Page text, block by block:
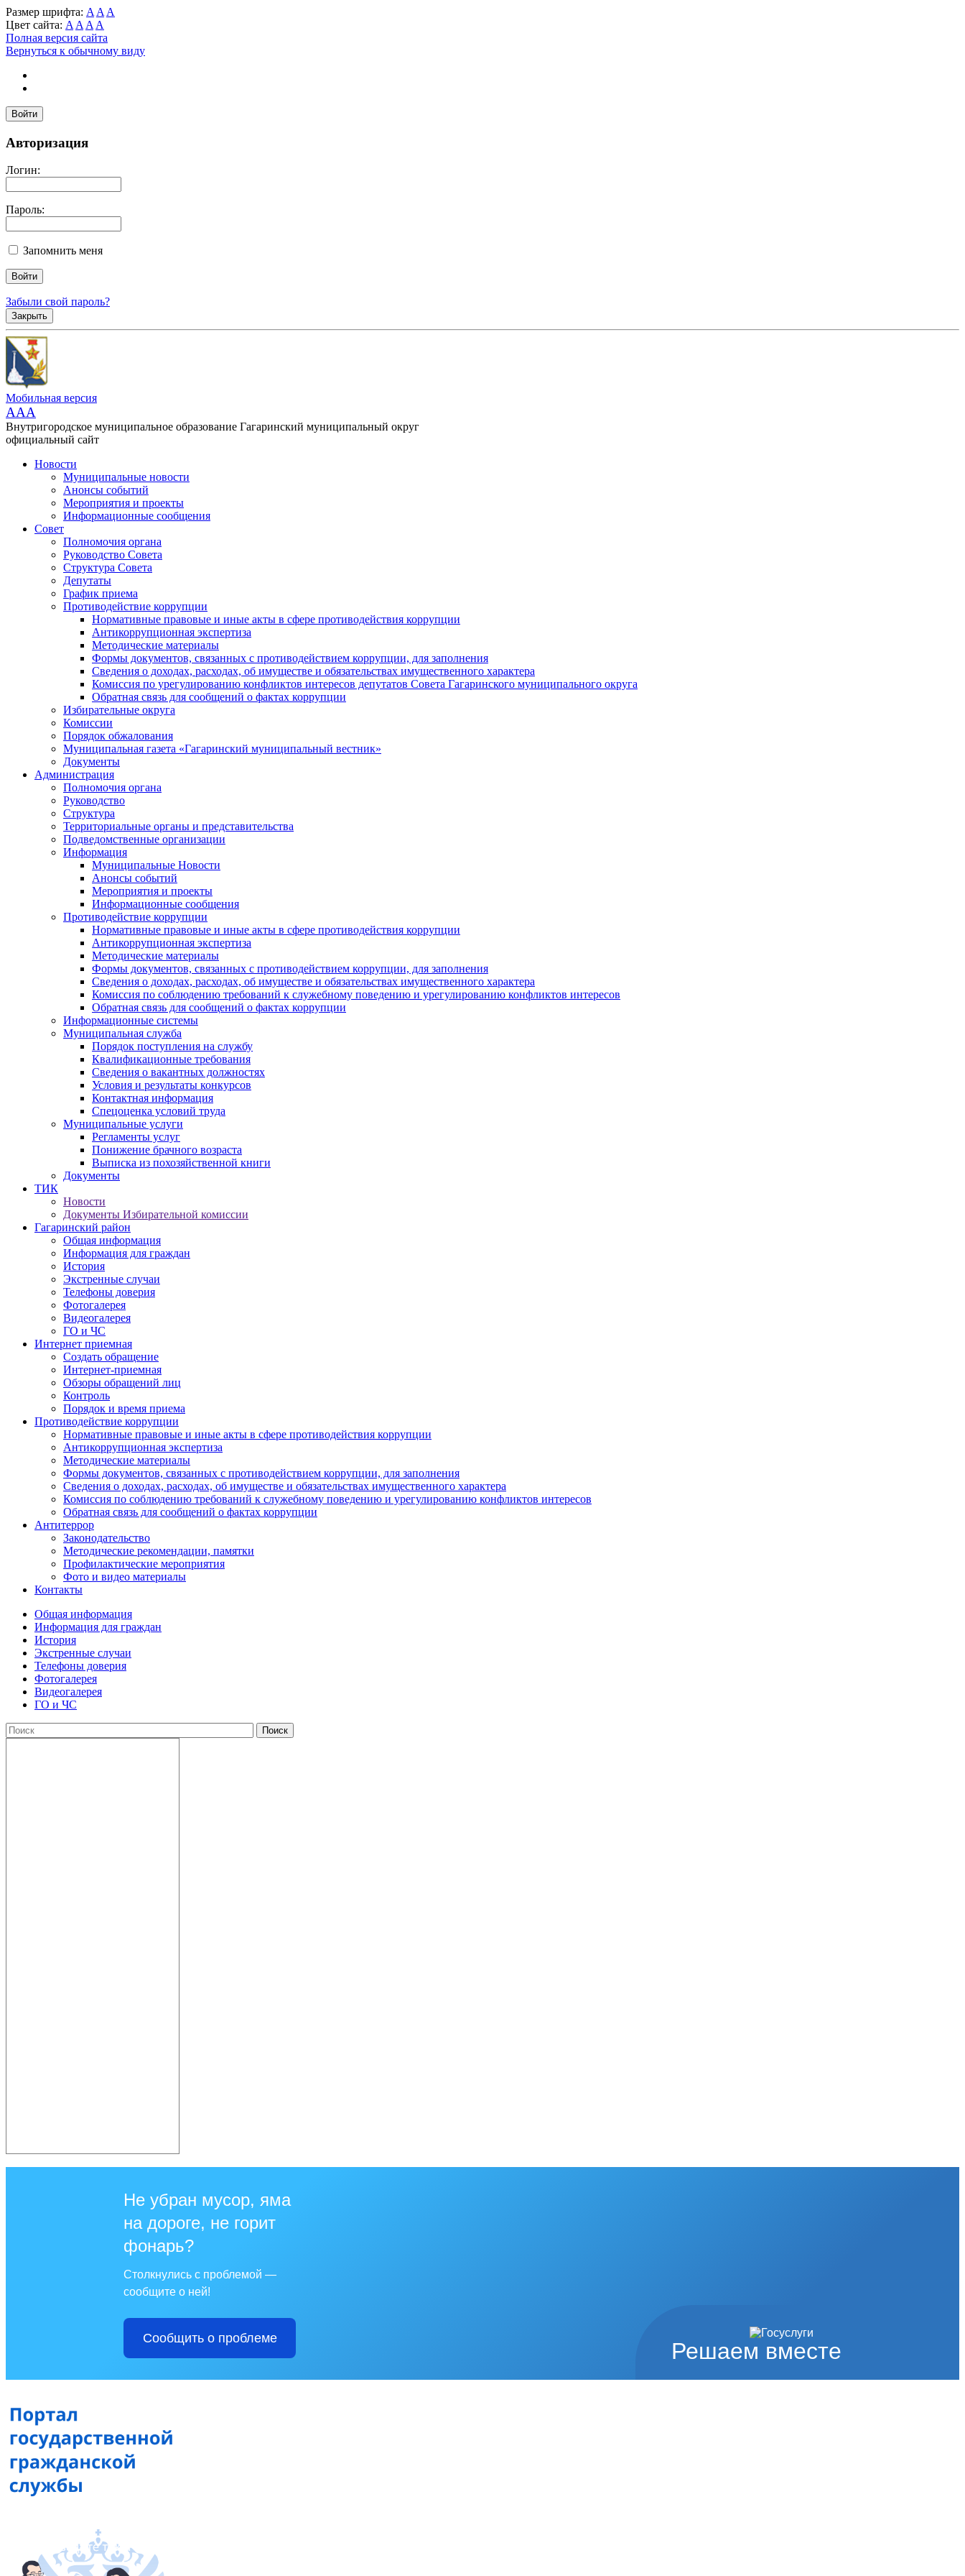
Размер шрифта: A A A
Цвет сайта: A A A A
Полная версия сайта
Вернуться к обычному виду
Войти
Авторизация
Логин:
Пароль:
Запомнить меня
Забыли свой пароль?
Закрыть
Мобильная версия
AAA
Внутригородское муниципальное образование Гагаринский муниципальный округ
официальный сайт
Новости
Муниципальные новости
Анонсы событий
Мероприятия и проекты
Информационные сообщения
Совет
Полномочия органа
Руководство Совета
Структура Совета
Депутаты
График приема
Противодействие коррупции
Нормативные правовые и иные акты в сфере противодействия коррупции
Антикоррупционная экспертиза
Методические материалы
Формы документов, связанных с противодействием коррупции, для заполнения
Сведения о доходах, расходах, об имуществе и обязательствах имущественного характера
Комиссия по урегулированию конфликтов интересов депутатов Совета Гагаринского муниципального округа
Обратная связь для сообщений о фактах коррупции
Избирательные округа
Комиссии
Порядок обжалования
Муниципальная газета «Гагаринский муниципальный вестник»
Документы
Администрация
Полномочия органа
Руководство
Структура
Территориальные органы и представительства
Подведомственные организации
Информация
Муниципальные Новости
Анонсы событий
Мероприятия и проекты
Информационные сообщения
Противодействие коррупции
Нормативные правовые и иные акты в сфере противодействия коррупции
Антикоррупционная экспертиза
Методические материалы
Формы документов, связанных с противодействием коррупции, для заполнения
Сведения о доходах, расходах, об имуществе и обязательствах имущественного характера
Комиссия по соблюдению требований к служебному поведению и урегулированию конфликтов интересов
Обратная связь для сообщений о фактах коррупции
Информационные системы
Муниципальная служба
Порядок поступления на службу
Квалификационные требования
Сведения о вакантных должностях
Условия и результаты конкурсов
Контактная информация
Спецоценка условий труда
Муниципальные услуги
Регламенты услуг
Понижение брачного возраста
Выписка из похозяйственной книги
Документы
ТИК
Новости
Документы Избирательной комиссии
Гагаринский район
Общая информация
Информация для граждан
История
Экстренные случаи
Телефоны доверия
Фотогалерея
Видеогалерея
ГО и ЧС
Интернет приемная
Создать обращение
Интернет-приемная
Обзоры обращений лиц
Контроль
Порядок и время приема
Противодействие коррупции
Нормативные правовые и иные акты в сфере противодействия коррупции
Антикоррупционная экспертиза
Методические материалы
Формы документов, связанных с противодействием коррупции, для заполнения
Сведения о доходах, расходах, об имуществе и обязательствах имущественного характера
Комиссия по соблюдению требований к служебному поведению и урегулированию конфликтов интересов
Обратная связь для сообщений о фактах коррупции
Антитеррор
Законодательство
Методические рекомендации, памятки
Профилактические мероприятия
Фото и видео материалы
Контакты
Общая информация
Информация для граждан
История
Экстренные случаи
Телефоны доверия
Фотогалерея
Видеогалерея
ГО и ЧС
Решаем вместе
Не убран мусор, яма
на дороге, не горит
фонарь?
Столкнулись с проблемой —
сообщите о ней!
Сообщить о проблеме